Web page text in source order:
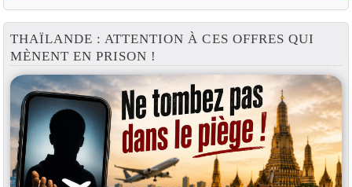
THAÏLANDE : ATTENTION À CES OFFRES QUI
MÈNENT EN PRISON !